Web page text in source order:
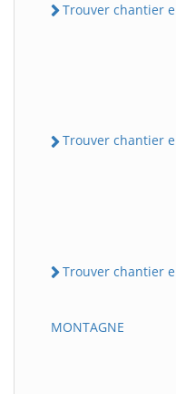
Trouver chantier
Trouver chantier
Trouver chantier
MONTAGNE